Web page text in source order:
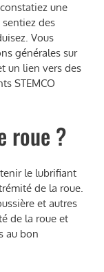
une
des
Vous
générales sur
un lien vers des
STEMCO
roue ?
le lubrifiant
de la roue.
et autres
de la roue et
au bon